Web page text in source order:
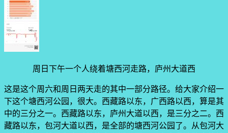
周日下午一个人绕着塘西河走路，庐州大道西
这是这个周六和周日两天走的其中一部分路径。给大家介绍一
下这个塘西河公园，很大。西藏路以东，广西路以西，算是其
中的三分之一。西藏路以东，庐州大道以西，是三分之二。西
藏路以东，包河大道以西，是全部的塘西河公园了。从包河大